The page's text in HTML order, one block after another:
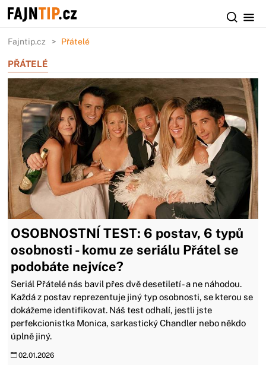
Fajntip.cz Přátelé
PŘÁTELÉ
OSOBNOSTNÍ TEST: 6 postav, 6 typů
osobnosti - komu ze seriálu Přátel se
podobáte nejvíce?
Seriál Přátelé nás bavil přes dvě desetiletí - a ne náhodou.
Každá z postav reprezentuje jiný typ osobnosti, se kterou se
dokážeme identifikovat. Náš test odhalí, jestli jste
perfekcionistka Monica, sarkastický Chandler nebo někdo
úplně jiný.
02.01.2026